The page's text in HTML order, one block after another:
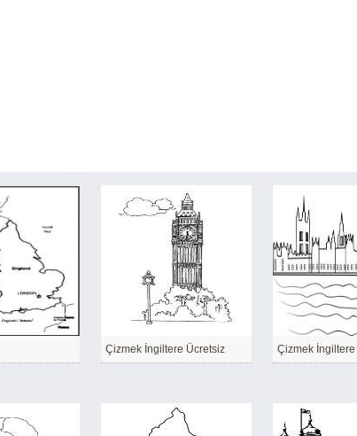
Çizmek İngiltere Ücretsiz